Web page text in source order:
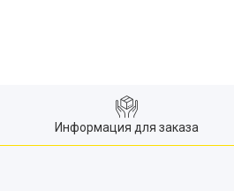
Информация для заказа